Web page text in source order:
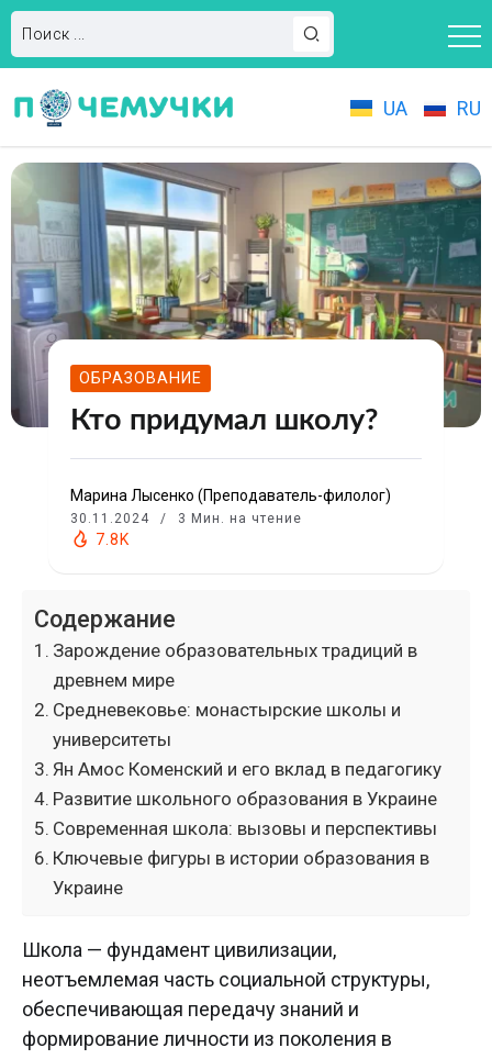
UA RU
ОБРАЗОВАНИЕ
Кто придумал школу?
Марина Лысенко (Преподаватель-филолог)
30.11.2024 3 Мин. на чтение
7.8K
Содержание
Зарождение образовательных традиций в
древнем мире
Средневековье: монастырские школы и
университеты
Ян Амос Коменский и его вклад в педагогику
Развитие школьного образования в Украине
Современная школа: вызовы и перспективы
Ключевые фигуры в истории образования в
Украине
Школа — фундамент цивилизации,
неотъемлемая часть социальной структуры,
обеспечивающая передачу знаний и
формирование личности из поколения в